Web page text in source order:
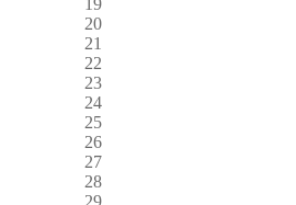
20
21
22
23
24
25
26
27
28
29